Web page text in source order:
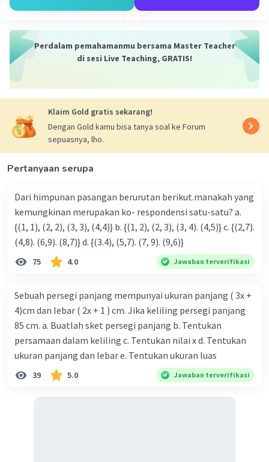
Perdalam pemahamanmu bersama Master Teacher
di sesi Live Teaching, GRATIS!
Klaim Gold gratis sekarang!
Dengan Gold kamu bisa tanya soal ke Forum
sepuasnya, lho.
Pertanyaan serupa
Dari himpunan pasangan berurutan berikut.manakah yang
kemungkinan merupakan ko- respondensi satu-satu? a.
{(1, 1), (2, 2), (3, 3), (4,4)} b. {(1, 2), (2, 3), (3, 4). (4,5)} c. {(2,7).
(4,8). (6,9). (8,7)} d. {(3.4), (5,7). (7, 9). (9,6)}
75 4.0 Jawaban terverifikasi
Sebuah persegi panjang mempunyai ukuran panjang ( 3x +
4)cm dan lebar ( 2x + 1 ) cm. Jika keliling persegi panjang
85 cm. a. Buatlah sket persegi panjang b. Tentukan
persamaan dalam keliling c. Tentukan nilai x d. Tentukan
ukuran panjang dan lebar e. Tentukan ukuran luas
39 5.0 Jawaban terverifikasi